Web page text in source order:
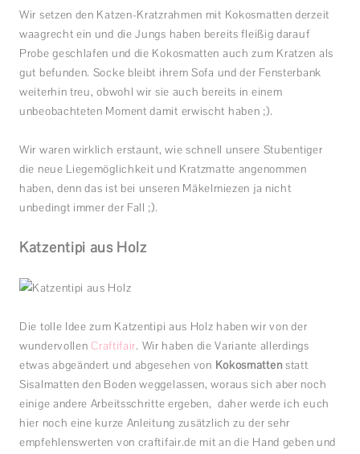
Wir setzen den Katzen-Kratzrahmen mit Kokosmatten derzeit
waagrecht ein und die Jungs haben bereits fleißig darauf
Probe geschlafen und die Kokosmatten auch zum Kratzen als
gut befunden. Socke bleibt ihrem Sofa und der Fensterbank
weiterhin treu, obwohl wir sie auch bereits in einem
unbeobachteten Moment damit erwischt haben ;).
Wir waren wirklich erstaunt, wie schnell unsere Stubentiger
die neue Liegemöglichkeit und Kratzmatte angenommen
haben, denn das ist bei unseren Mäkelmiezen ja nicht
unbedingt immer der Fall ;).
Katzentipi aus Holz
Die tolle Idee zum Katzentipi aus Holz haben wir von der
wundervollen Craftifair. Wir haben die Variante allerdings
etwas abgeändert und abgesehen von Kokosmatten statt
Sisalmatten den Boden weggelassen, woraus sich aber noch
einige andere Arbeitsschritte ergeben, daher werde ich euch
hier noch eine kurze Anleitung zusätzlich zu der sehr
empfehlenswerten von craftifair.de mit an die Hand geben und